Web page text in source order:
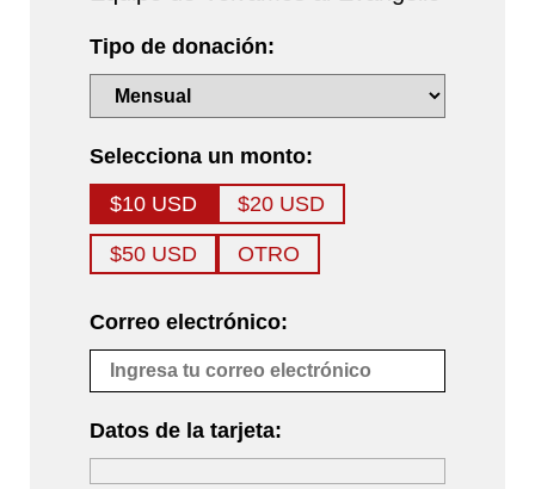
Tipo de donación:
Selecciona un monto:
$10 USD
$20 USD
$50 USD OTRO
Correo electrónico:
Datos de la tarjeta: